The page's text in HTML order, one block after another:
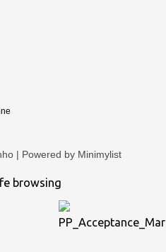
| Powered by Minimylist